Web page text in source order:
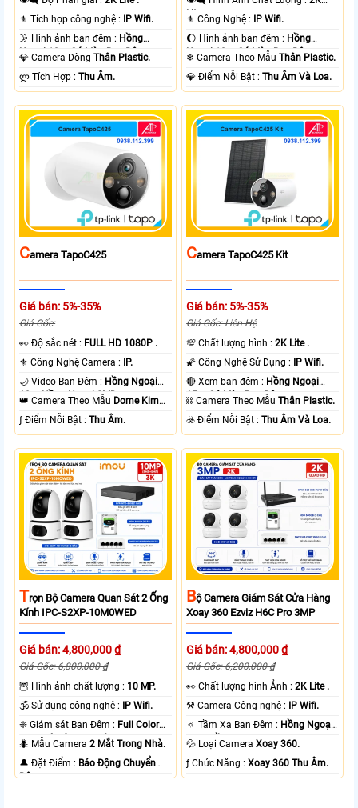
⚜️ Tích hợp công nghệ :
IP Wifi.
🌛 Hình ảnh ban đêm : Hồng
Ngoại 10m Có Màu Ban Ðêm.
💎 Camera DòngThân Plastic.
️ლ Tích Hợp :Thu Âm.
Lite .
⚜️ Công Nghệ :
IP Wifi.
🌔 Hình ảnh ban đêm : Hồng
Ngoại 10m Có Màu Ban Ðêm.
❄ Camera Theo MẫuThân Plastic.
️💎 Điểm Nỗi Bật :Thu Âm Và Loa.
CAmera TapoC425
Giá bán: 5%-35%
Giá Gốc:
️👀 Độ sắc nét : FULL HD 1080P .
⚜️ Công Nghệ Camera :
IP.
🌙 Video Ban Đêm : Hồng Ngoại
10m Hồng Ngoại SMD.
👑 Camera Theo Mẫu Dome Kim
loại + Nhựa.
️ƒ Điểm Nỗi Bật :Thu Âm.
CAmera TapoC425 Kit
Giá bán: 5%-35%
Giá Gốc: Liên Hệ
💯 Chất lượng hình :2K Lite .
🌠 Công Nghệ Sử Dụng :
IP Wifi.
🔴 Xem ban đêm : Hồng Ngoại
15m Có Màu Ban Ðêm.
⛓ Camera Theo MẫuThân Plastic.
️☣️ Điểm Nỗi Bật :Thu Âm Và Loa.
TRọn Bộ Camera Quan Sát 2 Ống
Kính IPC-S2XP-10M0WED
Giá bán: 4,800,000 ₫
Giá Gốc: 6,800,000 ₫
🦉 Hình ảnh chất lượng : 10 MP.
🕉️ Sử dụng công nghệ :
IP Wifi.
❈ Giám sát Ban Đêm : Full Color
20m Có Màu Ban Ðêm.
🐜 Mẫu Camera2 Mắt Trong Nhà.
️🔔 Đặt Điểm : Báo Động Chuyển
Động.
BỘ Camera Giám Sát Cửa Hàng
Xoay 360 Ezviz H6C Pro 3MP
Giá bán: 4,800,000 ₫
Giá Gốc: 6,200,000 ₫
️👀 Chất lượng hình Ảnh :2K Lite .
⚒ Camera Công nghệ :
IP Wifi.
🔅 Tầm Xa Ban Đêm : Hồng Ngoại
10m Hồng Ngoại Smart IR.
💦 Loại CameraXoay 360.
️ƒ Chức Năng :Xoay 360 Thu Âm.